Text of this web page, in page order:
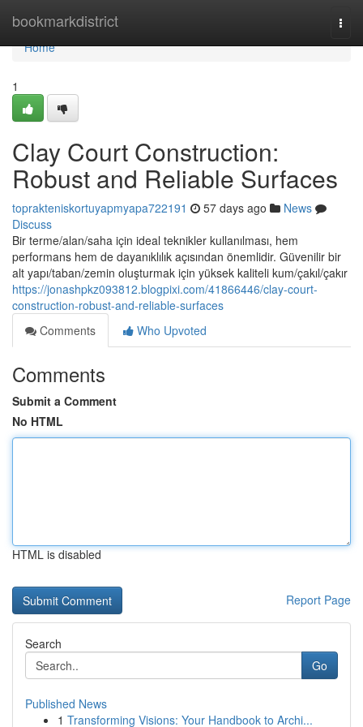
bookmarkdistrict
Home
Home
1
Clay Court Construction:
Robust and Reliable Surfaces
toprakteniskortuyapmyapa722191 57 days ago
News
Discuss
Bir terme/alan/saha için ideal teknikler kullanılması, hem
performans hem de dayanıklılık açısından önemlidir. Güvenilir bir
alt yapı/taban/zemin oluşturmak için yüksek kaliteli kum/çakıl/çakır
https://jonashpkz093812.blogpixi.com/41866446/clay-court-
construction-robust-and-reliable-surfaces
Comments
Who Upvoted
Comments
Submit a Comment
No HTML
HTML is disabled
Report Page
Search
Go
Published News
1 Transforming Visions: Your Handbook to Archi...